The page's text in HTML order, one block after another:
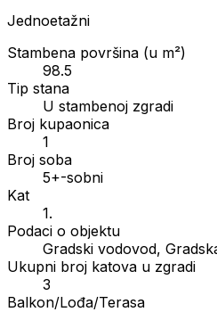
Jednoetažni
Stambena površina (u m²)
98.5
Tip stana
U stambenoj zgradi
Broj kupaonica
1
Broj soba
5+-sobni
Kat
1.
Podaci o objektu
Gradski vodovod,
Ukupni broj katova u zgradi
3
Balkon/Lođa/Terasa